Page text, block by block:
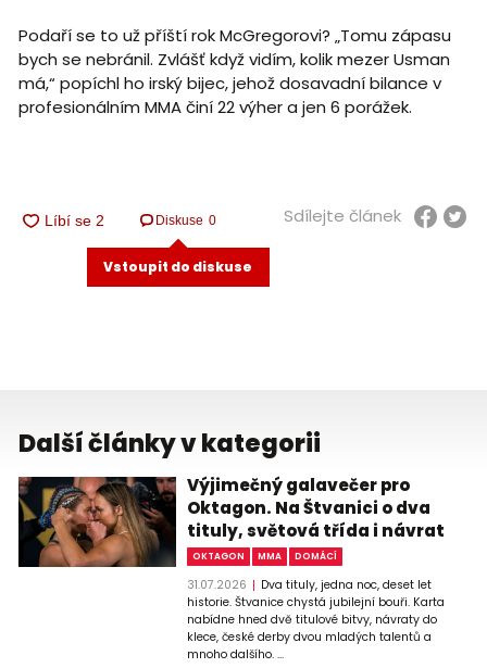
Podaří se to už příští rok McGregorovi? „Tomu zápasu
bych se nebránil. Zvlášť když vidím, kolik mezer Usman
má,“ popíchl ho irský bijec, jehož dosavadní bilance v
profesionálním MMA činí 22 výher a jen 6 porážek.
Diskuse 0
Vstoupit do diskuse
Sdílejte článek
Další články v kategorii
Výjimečný galavečer pro
Oktagon. Na Štvanici o dva
tituly, světová třída i návrat
OKTAGON MMA DOMÁCÍ
31.07.2026
Dva tituly, jedna noc, deset let
historie. Štvanice chystá jubilejní bouři. Karta
nabídne hned dvě titulové bitvy, návraty do
klece, české derby dvou mladých talentů a
mnoho dalšího. ...